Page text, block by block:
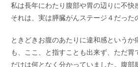
私は長年にわたり腹部や胃の辺りに不快
それは、実は膵臓がんステージ４だった
ときどきお腹のあたりに違和感というか
も、ここ、と指すことも出来ず、ただ胃
だけは何となく分かっていました。腹部